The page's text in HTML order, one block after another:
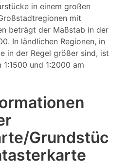
in einem großen
mit
beträgt der Maßstab in der
In ländlichen Regionen, in
in der Regel größer sind, ist
und 1:2000 am
Grundstüc